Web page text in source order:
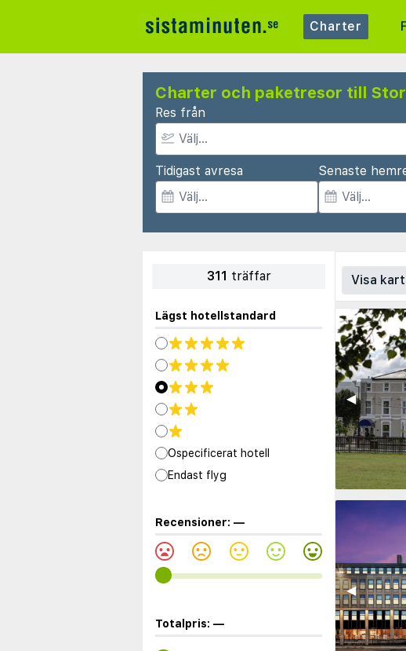
Charter
Charter och paketresor till
Res från
Tidigast avresa Senaste
311 träffar
Lägst hotellstandard
Ospecificerat hotell
Endast flyg
Recensioner: —
Totalpris: —
Visa
◀︎
◀︎